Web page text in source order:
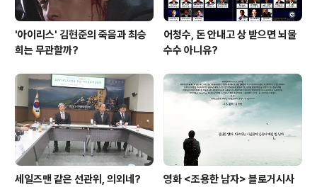
'아이리스' 김현준의 죽음과 최승
희는 무관할까?
어청수, 돈 안내고 상 받으면 뇌물
수수 아니유?
세일즈맨 같은 선관위, 의외네?
영화 <조용한 남자> 블로거시사